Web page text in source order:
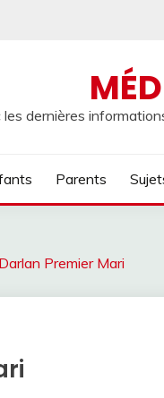
dernières
Parents
Premier Mari